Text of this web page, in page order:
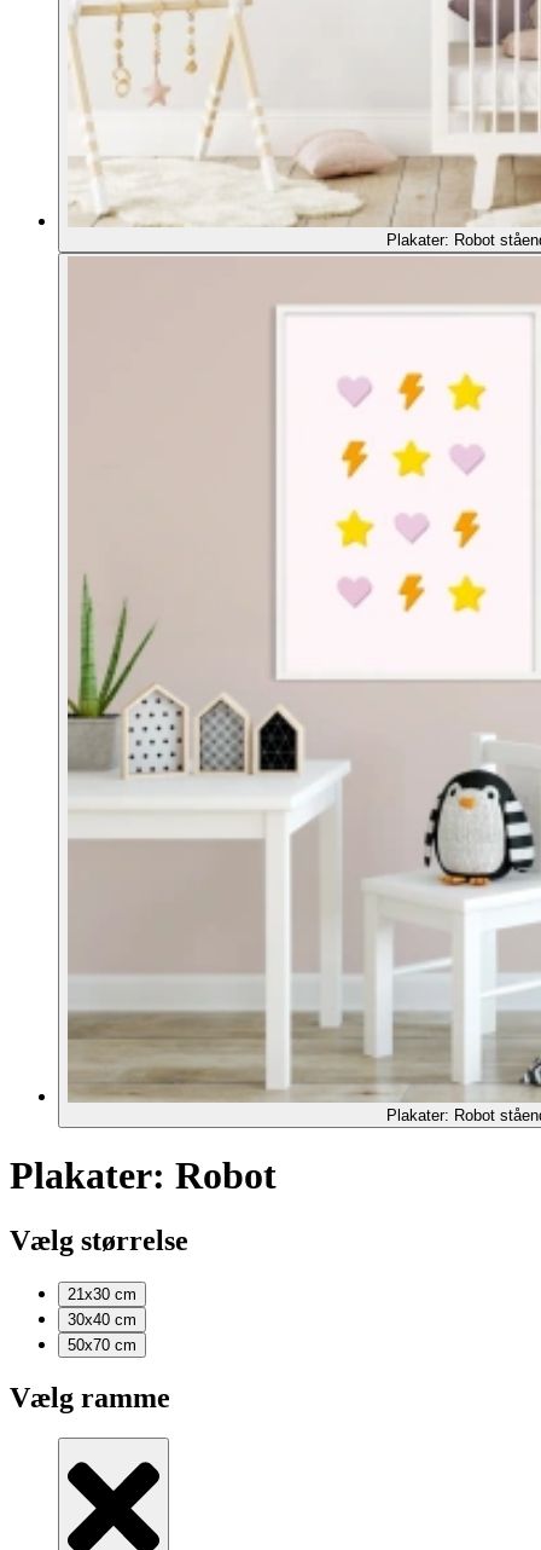
Plakater: Robot
Plakater: Robot
Plakater: Robot
Vælg størrelse
21x30 cm
30x40 cm
50x70 cm
Vælg ramme